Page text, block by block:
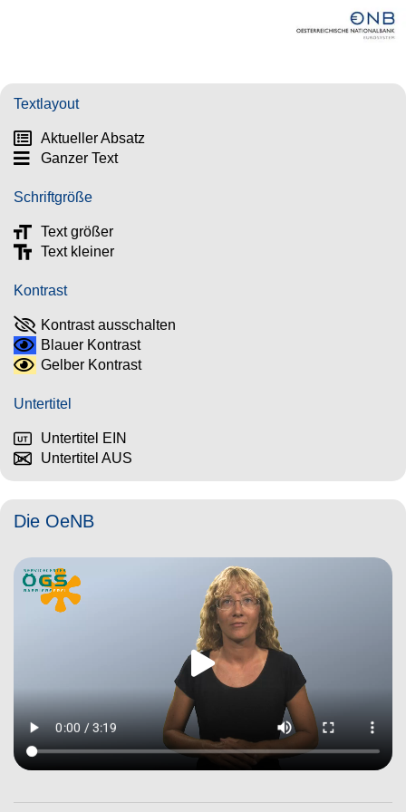
Die OeNB
Textlayout
Aktueller Absatz
Ganzer Text
Schriftgröße
Text größer
Text kleiner
Kontrast
Kontrast ausschalten
Blauer Kontrast
Gelber Kontrast
Untertitel
Untertitel EIN
Untertitel AUS